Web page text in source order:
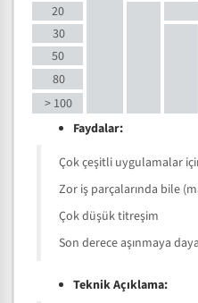
20
30
50
80
> 100
Faydalar:
Çok çeşitli uygulamalar
Zor iş parçalarında bile
Çok düşük titreşim
Son derece aşınmaya
Teknik Açıklama: